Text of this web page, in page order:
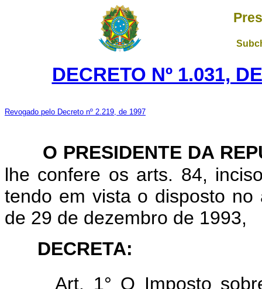
DECRETO Nº 1.031,
Revogado pelo Decreto nº 2.219, de 1997
O PRESIDENTE DA
lhe confere os arts. 84,
tendo em vista o disposto no
de 29 de dezembro de 1993,
DECRETA:
Art. 1° O Imposto